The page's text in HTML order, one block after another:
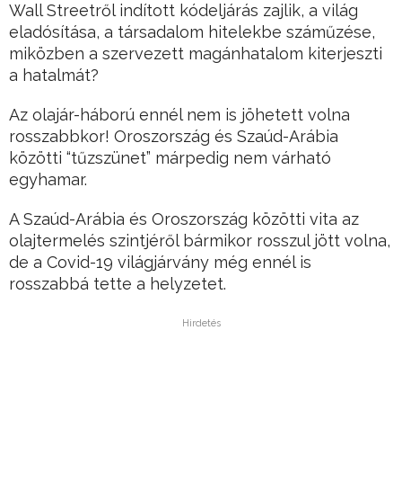
Wall Streetről indított kódeljárás zajlik, a világ
eladósítása, a társadalom hitelekbe száműzése,
miközben a szervezett magánhatalom kiterjeszti
a hatalmát?
Az olajár-háború ennél nem is jöhetett volna
rosszabbkor! Oroszország és Szaúd-Arábia
közötti “tűzszünet” márpedig nem várható
egyhamar.
A Szaúd-Arábia és Oroszország közötti vita az
olajtermelés szintjéről bármikor rosszul jött volna,
de a Covid-19 világjárvány még ennél is
rosszabbá tette a helyzetet.
Hirdetés